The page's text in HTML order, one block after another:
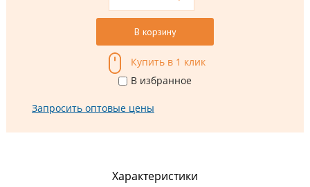
В корзину
Купить в 1 клик
В избранное
Запросить оптовые цены
Характеристики